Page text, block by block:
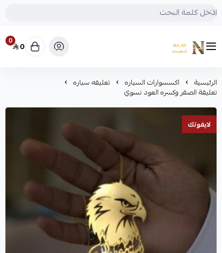
متجر نجد
0 0
الرئيسية اكسسوارات السياره تعليقه سياره
تعليقة الصقر وكسره العود نسوي
لايفوتك